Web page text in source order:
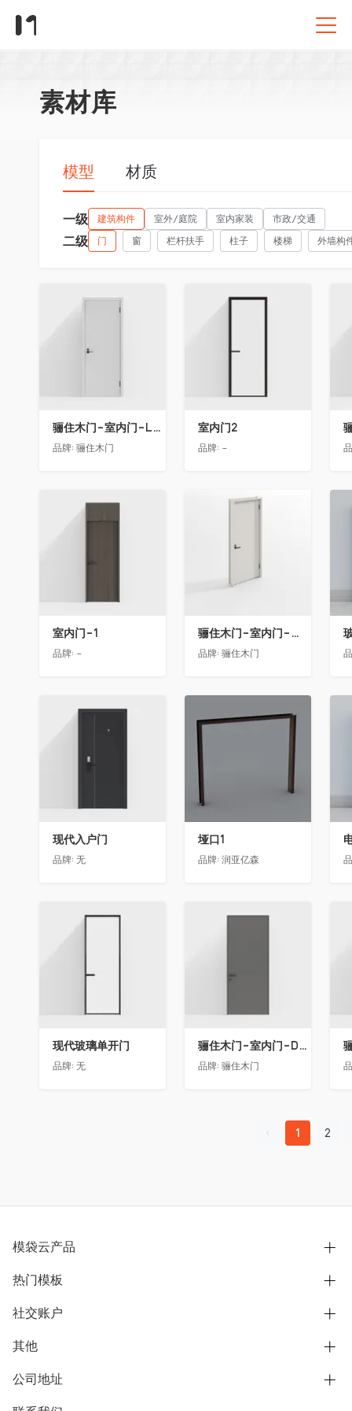
素材库
模型 材质
一级 建筑构件 室外/庭院 室内家装 市政/交通
二级 门 窗 栏杆扶手 柱子 楼梯 外墙构
收藏
骊住木门-室内门-LAA单开门-YY漆白色
品牌: 骊住木门
收藏
室内门2
品牌: -
收藏
室内门-1
品牌: -
骊住木门-室内门-单开门-BFA-EF浅灰色
品牌: 骊住木门
收藏
现代入户门
品牌: 无
收藏
垭口1
品牌: 润亚亿森
收藏
现代玻璃单开门
品牌: 无
骊住木门-室内门-DAA标准门-方形把手-2350-灰色
品牌: 骊住木门
1 2
模袋云产品
别墅设计营销
模型协同展示分享
别墅社区
热门模板
欧式别墅
中式别墅
社交账户
B站
抖音
微信公众号
其他
用户服务协议
隐私政策
公司地址